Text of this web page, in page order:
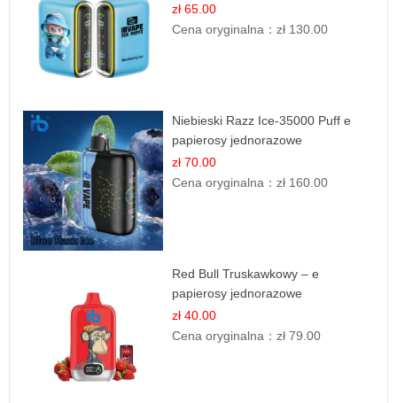
zł 65.00
Cena oryginalna：zł 130.00
Niebieski Razz Ice-35000 Puff e
papierosy jednorazowe
zł 70.00
Cena oryginalna：zł 160.00
Red Bull Truskawkowy – e
papierosy jednorazowe
zł 40.00
Cena oryginalna：zł 79.00